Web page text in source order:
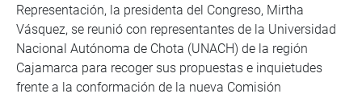
Representación, la presidenta del Congreso, Mirtha
Vásquez, se reunió con representantes de la Universidad
Nacional Autónoma de Chota (UNACH) de la región
Cajamarca para recoger sus propuestas e inquietudes
frente a la conformación de la nueva Comisión